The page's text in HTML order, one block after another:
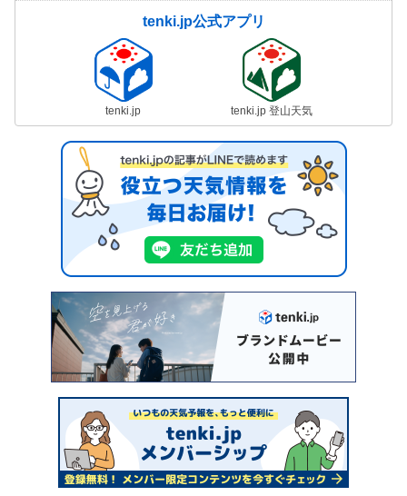
tenki.jp公式アプリ
tenki.jp tenki.jp 登山天気